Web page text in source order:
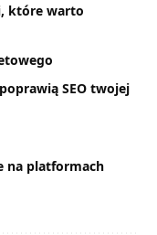
które warto
SEO twojej
na platformach